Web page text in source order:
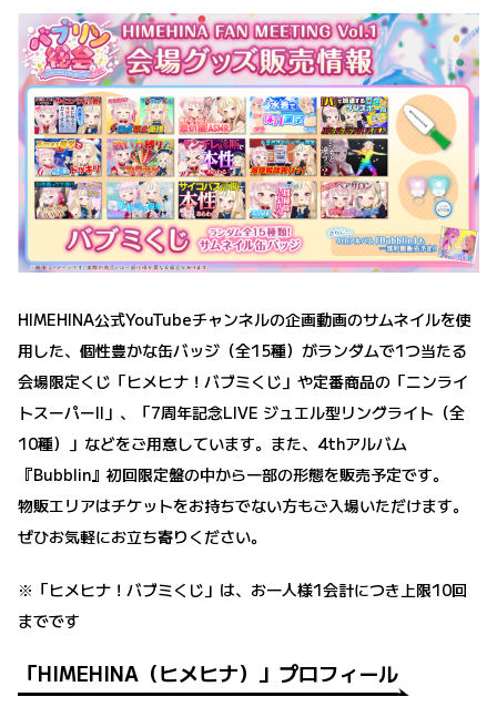
HIMEHINA公式YouTubeチャンネルの企画動画のサムネイルを使
用した、個性豊かな缶バッジ（全15種）がランダムで1つ当たる
会場限定くじ「ヒメヒナ！バブミくじ」や定番商品の「ニンライ
トスーパーII」、「7周年記念LIVE ジュエル型リングライト（全
10種）」などをご用意しています。また、4thアルバム
『Bubblin』初回限定盤の中から一部の形態を販売予定です。
物販エリアはチケットをお持ちでない方もご入場いただけます。
ぜひお気軽にお立ち寄りください。
※「ヒメヒナ！バブミくじ」は、お一人様1会計につき上限10回
までです
「HIMEHINA（ヒメヒナ）」プロフィール